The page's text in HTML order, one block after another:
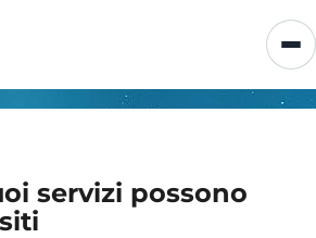
servizi possono